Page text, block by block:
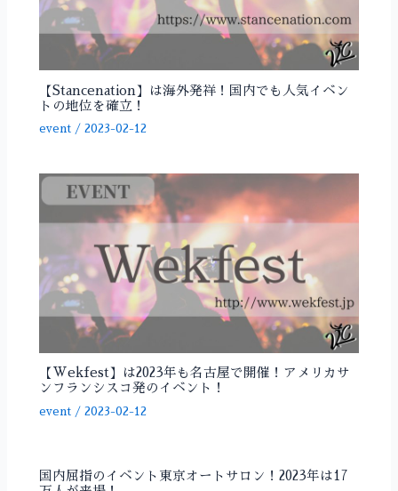
【Stancenation】は海外発祥！国内でも人気イベン
トの地位を確立！
event /2023-02-12
【Wekfest】は2023年も名古屋で開催！アメリカサ
ンフランシスコ発のイベント！
event /2023-02-12
国内屈指のイベント東京オートサロン！2023年は17